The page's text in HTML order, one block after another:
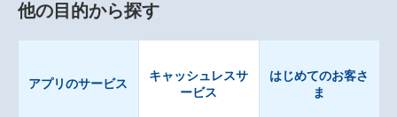
他の目的から探す
アプリのサービス
キャッシュレスサ
ービス
はじめてのお客さ
ま